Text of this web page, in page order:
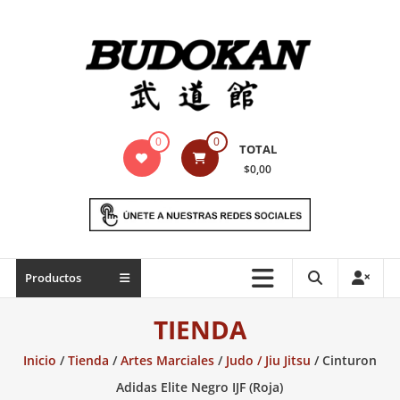
Indumentaria
marciales
Todo
necesario
de
0 0 TOTAL
$0,00
Productos
TIENDA
Inicio /Tienda /Artes Marciales/ Judo / Jiu Jitsu / Cinturon
Adidas Elite Negro IJF (Roja)